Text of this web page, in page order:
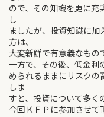
ので、その知識を更に充
し
ましたが、投資知識に
方は、
大変新鮮で有意義なもの
一方で、その後、低金
められるままにリスク
しま
すと、投資について多く
今回ＫＦＰに参加させて